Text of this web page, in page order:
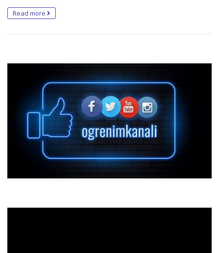
Read more